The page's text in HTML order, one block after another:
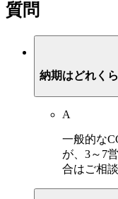
質問
納期はどれく
A
一般的な
が、3～7
合はご相